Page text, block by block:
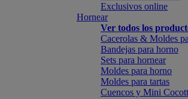
Exclusivos online
Hornear
Ver todos los
Cacerolas & Moldes
Bandejas para horno
Sets para hornear
Moldes para horno
Moldes para tartas
Cuencos y Mini